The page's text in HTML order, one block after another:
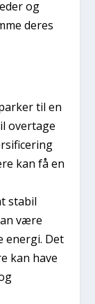
og
deres
til en
overtage
kan få en
stabil
være
energi. Det
kan have